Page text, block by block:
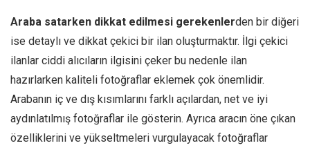
Araba satarken dikkat edilmesi gerekenlerden bir diğeri
ise detaylı ve dikkat çekici bir ilan oluşturmaktır. İlgi çekici
ilanlar ciddi alıcıların ilgisini çeker bu nedenle ilan
hazırlarken kaliteli fotoğraflar eklemek çok önemlidir.
Arabanın iç ve dış kısımlarını farklı açılardan, net ve iyi
aydınlatılmış fotoğraflar ile gösterin. Ayrıca aracın öne çıkan
özelliklerini ve yükseltmeleri vurgulayacak fotoğraflar